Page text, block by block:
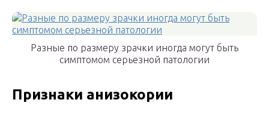
Разные по размеру зрачки иногда могут быть
симптомом серьезной патологии
Признаки анизокории